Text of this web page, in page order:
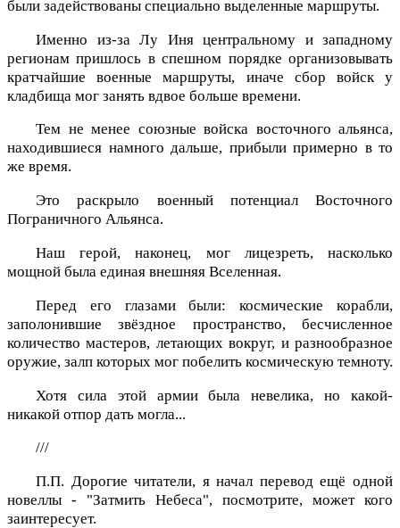
были задействованы специально выделенные маршруты.
Именно из-за Лу Иня центральному и западному
регионам пришлось в спешном порядке организовывать
кратчайшие военные маршруты, иначе сбор войск у
кладбища мог занять вдвое больше времени.
Тем не менее союзные войска восточного альянса,
находившиеся намного дальше, прибыли примерно в то
же время.
Это раскрыло военный потенциал Восточного
Пограничного Альянса.
Наш герой, наконец, мог лицезреть, насколько
мощной была единая внешняя Вселенная.
Перед его глазами были: космические корабли,
заполонившие звёздное пространство, бесчисленное
количество мастеров, летающих вокруг, и разнообразное
оружие, залп которых мог побелить космическую темноту.
Хотя сила этой армии была невелика, но какой-
никакой отпор дать могла...
///
П.П. Дорогие читатели, я начал перевод ещё одной
новеллы - "Затмить Небеса", посмотрите, может кого
заинтересует.